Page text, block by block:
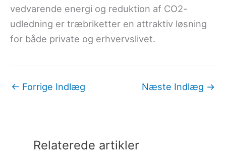
vedvarende energi og reduktion af CO2-
udledning er træbriketter en attraktiv løsning
for både private og erhvervslivet.
← Forrige Indlæg Næste Indlæg →
Relaterede artikler